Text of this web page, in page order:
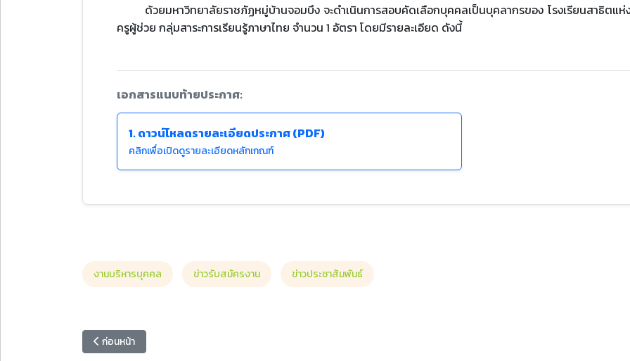
ด้วยมหาวิทยาลัยราชภัฏหมู่บ้านจอมบึง จะดําเนินการสอบคัดเลือกบุคคลเป็นบุคลากรของ โรงเรียนสาธิตแ
ครูผู้ช่วย กลุ่มสาระการเรียนรู้ภาษาไทย จํานวน 1 อัตรา โดยมีรายละเอียด ดังนี้
เอกสารแนบท้ายประกาศ:
1. ดาวน์โหลดรายละเอียดประกาศ (PDF)
คลิกเพื่อเปิดดูรายละเอียดหลักเกณฑ์
งานบริหารบุคคล ข่าวรับสมัครงาน ข่าวประชาสัมพันธ์
เนื้อหาก่อนหน้า: ประกาศผลการสอบคัดเลือกเป็นบุคลากรเงินรายได้ (สายวิชาการและสายสนับสนุน) ครั้งที่ 1/2569
ก่อนหน้า